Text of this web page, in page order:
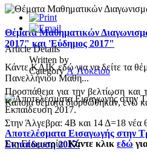
Θέματα Μαθηματικών
2017" και 'Εύδημος 2017"
Κάντε ΚΛΙΚ εδώ για να δείτε τα
Πανελλήνιου Μαθη...
Αποτελέσματα Εισαγωγής στην
Εκπαίδευση 2017.
Article Details
Written by
CategoryΑ΄Λυκείου
Προσπάθεια για την βελτίωση και
Κάποια θέματα διορθώθηκαν, ενώ
Στην Άλγεβρα: 4Β και 14 Δ=18 νέα
Στη Γεωμετρία:Κάντε κλικ εδώ